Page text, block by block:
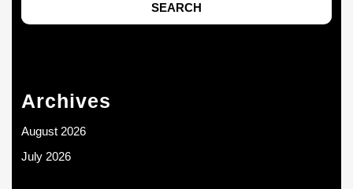
Archives
August 2026
July 2026